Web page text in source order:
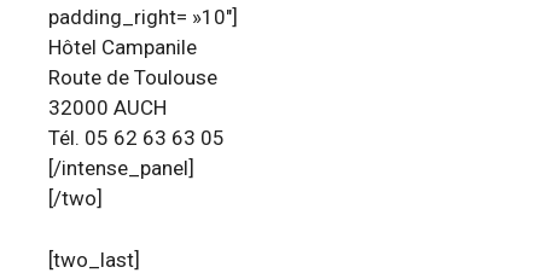
padding_right= »10″]
Hôtel Campanile
Route de Toulouse
32000 AUCH
Tél. 05 62 63 63 05
[/intense_panel]
[/two]
[two_last]